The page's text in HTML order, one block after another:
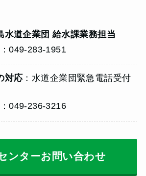
水道企業団 給水課業務担当
049-283-1951
対応：水道企業団緊急電話受付
049-236-3216
ンターお問い合わせ